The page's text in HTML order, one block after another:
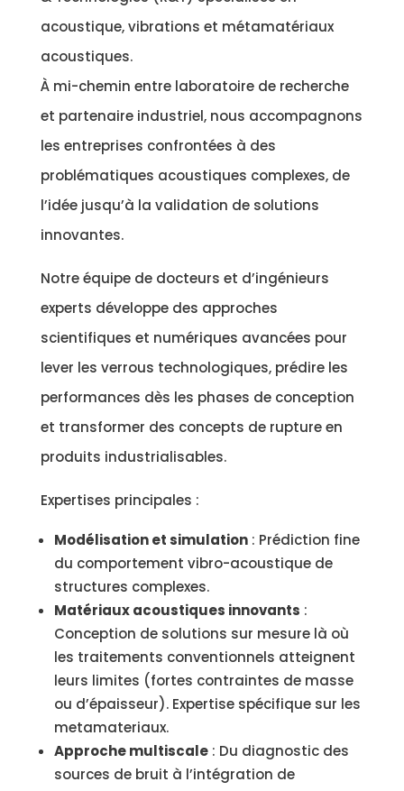
acoustique, vibrations et métamatériaux
acoustiques.
À mi-chemin entre laboratoire de recherche
et partenaire industriel, nous accompagnons
les entreprises confrontées à des
problématiques acoustiques complexes, de
l’idée jusqu’à la validation de solutions
innovantes.
Notre équipe de docteurs et d’ingénieurs
experts développe des approches
scientifiques et numériques avancées pour
lever les verrous technologiques, prédire les
performances dès les phases de conception
et transformer des concepts de rupture en
produits industrialisables.
Expertises principales :
Modélisation et simulation: Prédiction fine
du comportement vibro-acoustique de
structures complexes.
Matériaux acoustiques innovants :
Conception de solutions sur mesure là où
les traitements conventionnels atteignent
leurs limites (fortes contraintes de masse
ou d’épaisseur). Expertise spécifique sur les
metamateriaux.
Approche multiscale: Du diagnostic des
sources de bruit à l’intégration de